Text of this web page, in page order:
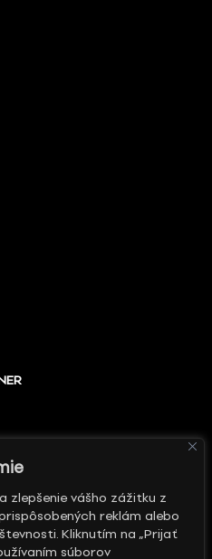
zlepšenie vášho zážitku z
reklám alebo
Kliknutím na „Prijať
súborov
dizajnu, Všetky